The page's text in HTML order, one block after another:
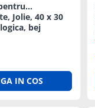
Jolie, 40 x 30
bej
IN COS